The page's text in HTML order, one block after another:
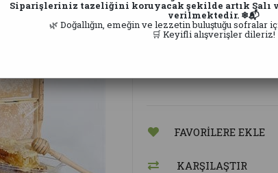
Alaaddin Ticaret
Doğal Petekli
FAVORILERE EKLE
KARŞILAŞTIR
Siparişleriniz tazeliğini koruyacak şekilde artık Salı
verilmektedir. ❄📬
🌿 Doğallığın, emeğin ve lezzetin buluştuğu sofralar
🛒 Keyifli alışverişler dileriz!